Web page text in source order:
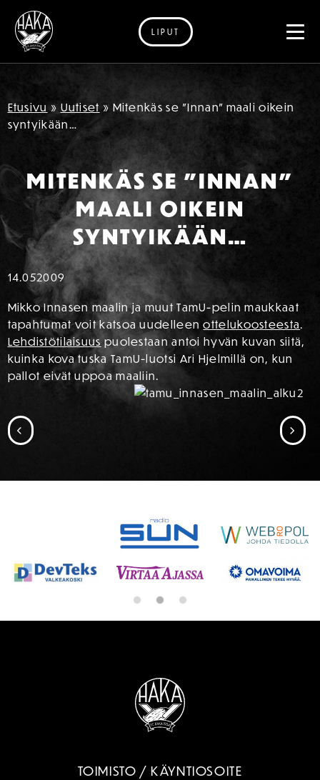
Siirry sisältöön
LIPUT
Etusivu » Uutiset » Mitenkäs se ”Innan” maali oikein
syntyikään…
MITENKÄS SE ”INNAN”
MAALI OIKEIN
SYNTYIKÄÄN…
14.052009
Mikko Innasen maalin ja muut TamU-pelin maukkaat
tapahtumat voit katsoa uudelleenottelukoosteesta.
Lehdistötilaisuus puolestaan antoi hyvän kuvan siitä,
kuinka kova tuska TamU-luotsi Ari Hjelmillä on, kun
pallot eivät uppoa maaliin.
SIIRRY EDELLISEEN
TOIMISTO / KÄYNTIOSOITE